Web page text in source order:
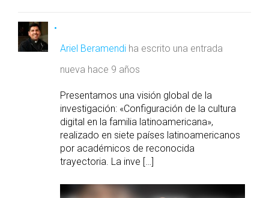
Ariel Beramendi ha escrito una entrada
nueva hace 9 años
Presentamos una visión global de la
investigación: «Configuración de la cultura
digital en la familia latinoamericana»,
realizado en siete países latinoamericanos
por académicos de reconocida
trayectoria. La inve […]